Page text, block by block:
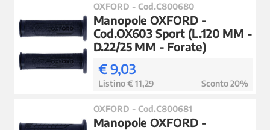
OXFORD - Cod.C800680
Manopole OXFORD -
Cod.OX603 Sport (L.120 MM -
D.22/25 MM - Forate)
€ 9,03
Listino€ 11,29 Sconto 20%
OXFORD - Cod.C800681
Manopole OXFORD -